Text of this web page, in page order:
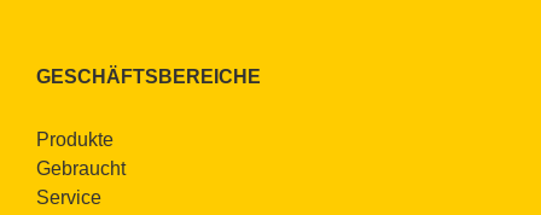
GE­SCHÄFTS­BE­REI­CHE
Pro­duk­te
Ge­braucht
Ser­vice